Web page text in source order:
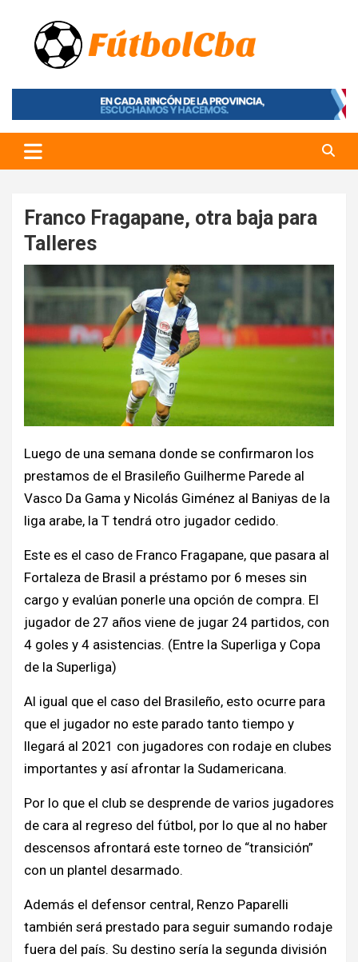
content
Fútbol CBA
Portal de Fútbol en Córdoba
Franco Fragapane, otra baja para
Talleres
Luego de una semana donde se confirmaron los
prestamos de el Brasileño Guilherme Parede al
Vasco Da Gama y Nicolás Giménez al Baniyas de la
liga arabe, la T tendrá otro jugador cedido.
Este es el caso de Franco Fragapane, que pasara al
Fortaleza de Brasil a préstamo por 6 meses sin
cargo y evalúan ponerle una opción de compra. El
jugador de 27 años viene de jugar 24 partidos, con
4 goles y 4 asistencias. (Entre la Superliga y Copa
de la Superliga)
Al igual que el caso del Brasileño, esto ocurre para
que el jugador no este parado tanto tiempo y
llegará al 2021 con jugadores con rodaje en clubes
importantes y así afrontar la Sudamericana.
Por lo que el club se desprende de varios jugadores
de cara al regreso del fútbol, por lo que al no haber
descensos afrontará este torneo de “transición”
con un plantel desarmado.
Además el defensor central, Renzo Paparelli
también será prestado para seguir sumando rodaje
fuera del país. Su destino sería la segunda división